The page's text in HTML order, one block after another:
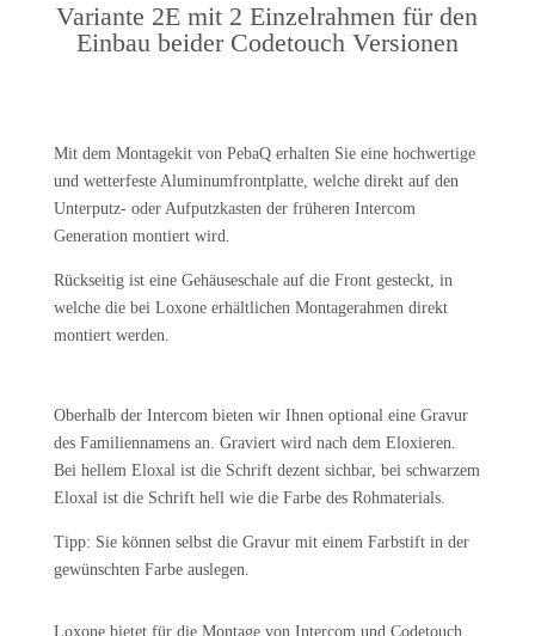
Variante 2E mit 2 Einzelrahmen für den
Einbau beider Codetouch Versionen
Mit dem Montagekit von PebaQ erhalten Sie eine hochwertige
und wetterfeste Aluminumfrontplatte, welche direkt auf den
Unterputz- oder Aufputzkasten der früheren Intercom
Generation montiert wird.
Rückseitig ist eine Gehäuseschale auf die Front gesteckt, in
welche die bei Loxone erhältlichen Montagerahmen direkt
montiert werden.
Oberhalb der Intercom bieten wir Ihnen optional eine Gravur
des Familiennamens an. Graviert wird nach dem Eloxieren.
Bei hellem Eloxal ist die Schrift dezent sichbar, bei schwarzem
Eloxal ist die Schrift hell wie die Farbe des Rohmaterials.
Tipp: Sie können selbst die Gravur mit einem Farbstift in der
gewünschten Farbe auslegen.
Loxone bietet für die Montage von Intercom und Codetouch